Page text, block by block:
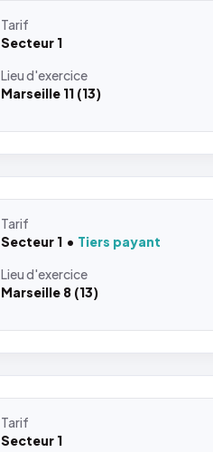
Tarif
Secteur 1
Lieud'exercice
Marseille 11 (13)
Tarif
Secteur 1
Tiers payant
Lieud'exercice
Marseille 8 (13)
Tarif
Secteur 1